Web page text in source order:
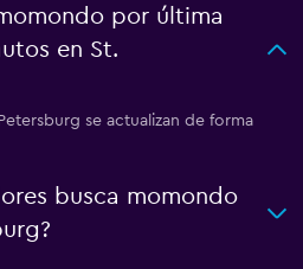
por última
en St.
se actualizan de forma
busca momondo